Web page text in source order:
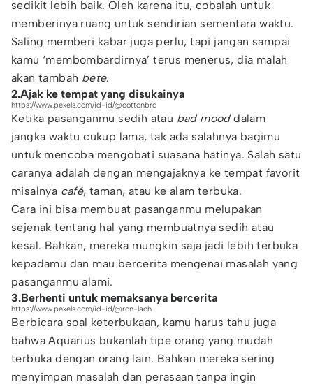
sedikit lebih baik. Oleh karena itu, cobalah untuk
memberinya ruang untuk sendirian sementara waktu.
Saling memberi kabar juga perlu, tapi jangan sampai
kamu ‘membombardirnya’ terus menerus, dia malah
akan tambah bete.
2.Ajak ke tempat yang disukainya
https://www.pexels.com/id-id/@cottonbro
Ketika pasanganmu sedih atau bad mooddalam
jangka waktu cukup lama, tak ada salahnya bagimu
untuk mencoba mengobati suasana hatinya. Salah satu
caranya adalah dengan mengajaknya ke tempat favorit
misalnya café, taman, atau ke alam terbuka.
Cara ini bisa membuat pasanganmu melupakan
sejenak tentang hal yang membuatnya sedih atau
kesal. Bahkan, mereka mungkin saja jadi lebih terbuka
kepadamu dan mau bercerita mengenai masalah yang
pasanganmu alami.
3.Berhenti untuk memaksanya bercerita
https://www.pexels.com/id-id/@ron-lach
Berbicara soal keterbukaan, kamu harus tahu juga
bahwa Aquarius bukanlah tipe orang yang mudah
terbuka dengan orang lain. Bahkan mereka sering
menyimpan masalah dan perasaan tanpa ingin